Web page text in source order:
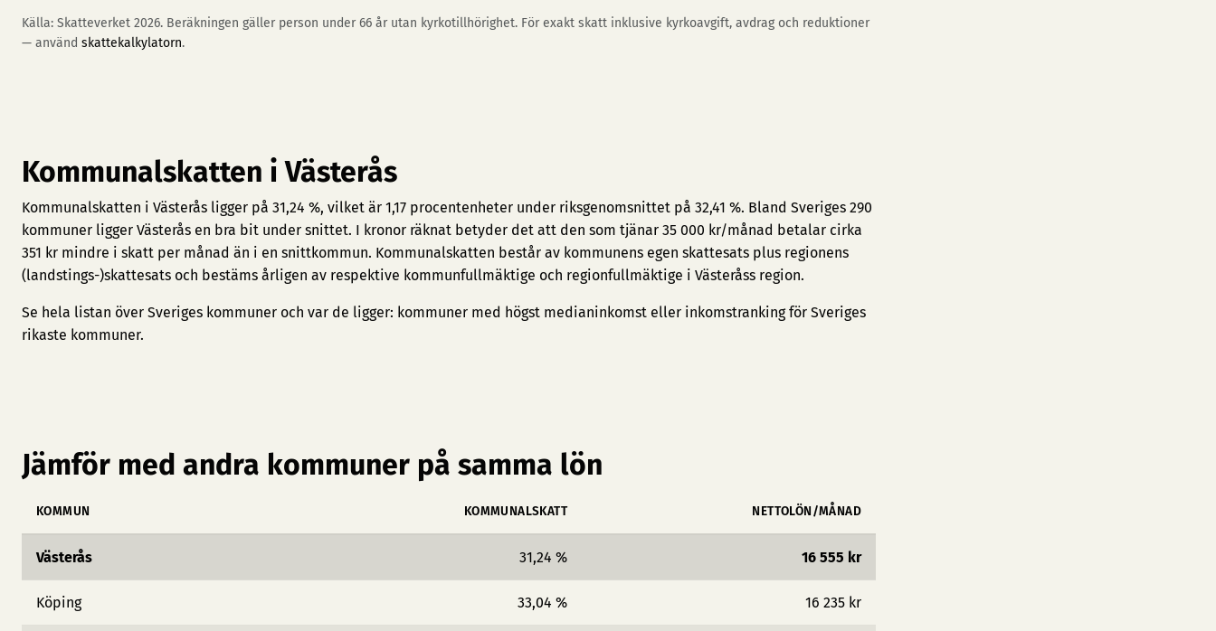
Källa: Skatteverket 2026. Beräkningen gäller person under 66 år utan kyrkotillhörighet. För exakt skatt inklusive kyrkoavgift, avdrag och reduktioner
— använd skattekalkylatorn.
Kommunalskatten i Västerås
Kommunalskatten i Västerås ligger på 31,24 %, vilket är 1,17 procentenheter under riksgenomsnittet på 32,41 %. Bland Sveriges 290
kommuner ligger Västerås en bra bit under snittet. I kronor räknat betyder det att den som tjänar 35 000 kr/månad betalar cirka
351 kr mindre i skatt per månad än i en snittkommun. Kommunalskatten består av kommunens egen skattesats plus regionens
(landstings-)skattesats och bestäms årligen av respektive kommunfullmäktige och regionfullmäktige i Västeråss region.
Se hela listan över Sveriges kommuner och var de ligger: kommuner med högst medianinkomst eller inkomstranking för Sveriges
rikaste kommuner.
Jämför med andra kommuner på samma lön
KOMMUN KOMMUNALSKATT NETTOLÖN/MÅNAD
Västerås 31,24 % 16 555 kr
Köping 33,04 % 16 235 kr